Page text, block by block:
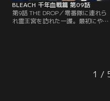
BLEACH 千年血戦篇 第09話
第9話 THE DROP／零番隊に連れら
れ霊王宮を訪れた一護。最初にやっ
想外の「もてなし」が二人を待って
いて…。【提供：バンダイチャンネ
1